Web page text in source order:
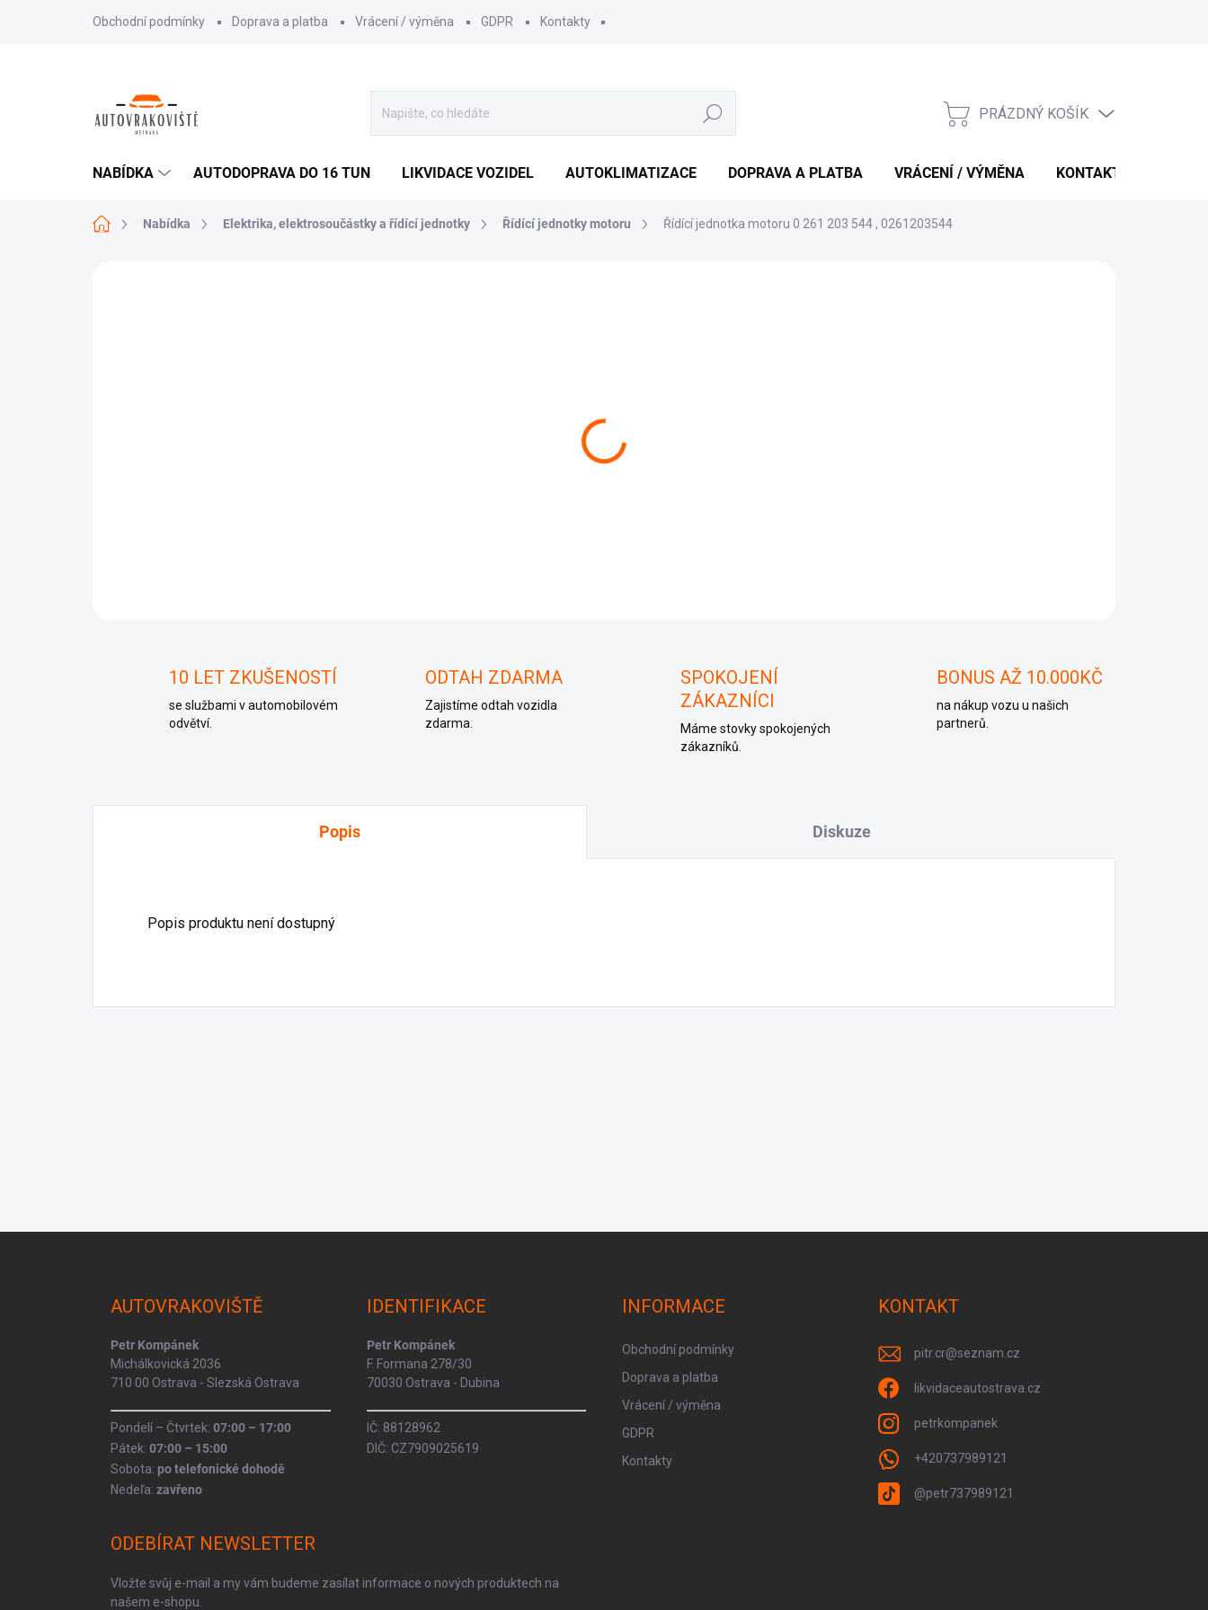
Obchodní podmínky Doprava a platba Vrácení / výměna GDPR Kontakty
Hledat
NÁKUPNÍ
PRÁZDNÝ KOŠÍK
NABÍDKA AUTODOPRAVA DO 16 TUN LIKVIDACE VOZIDEL AUTOKLIMATIZACE DOPRAVA A PLATBA VRÁCENÍ / VÝMĚNA KONTAKTY
Domů Nabídka Elektrika, elektrosoučástky a řídící jednotky Řídící jednotky motoru Řídící jednotka motoru 0 261 203 544 , 0261203544
10 LET ZKUŠENOSTÍ
se službami v automobilovém
odvětví.
ODTAH ZDARMA
Zajistíme odtah vozidla
zdarma.
SPOKOJENÍ
ZÁKAZNÍCI
Máme stovky spokojených
zákazníků.
BONUS AŽ 10.000KČ
na nákup vozu u našich
partnerů.
Popis Diskuze
Popis produktu není dostupný
AUTOVRAKOVIŠTĚ
Petr Kompánek
Michálkovická 2036
710 00 Ostrava - Slezská Ostrava
Pondelí – Čtvrtek: 07:00 – 17:00
Pátek: 07:00 – 15:00
Sobota: po telefonické dohodě
Nedeľa: zavřeno
IDENTIFIKACE
Petr Kompánek
F. Formana 278/30
70030 Ostrava - Dubina
IČ: 88128962
DIČ: CZ7909025619
INFORMACE
Obchodní podmínky
Doprava a platba
Vrácení / výměna
GDPR
Kontakty
KONTAKT
pitr.cr@seznam.cz
likvidaceautostrava.cz
petrkompanek
+420737989121
@petr737989121
ODEBÍRAT NEWSLETTER
Vložte svůj e-mail a my vám budeme zasílat informace o nových produktech na
našem e-shopu.